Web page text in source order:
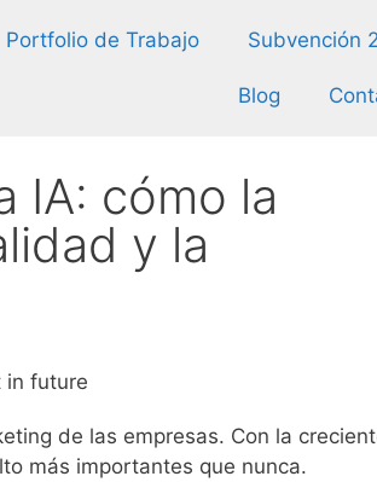
Portfolio de Trabajo Subvención
Blog
IA: cómo la
y la
de las empresas. Con la
más importantes que nunca.